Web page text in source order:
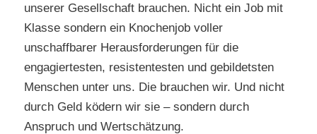
unserer Gesellschaft brauchen. Nicht ein Job mit
Klasse sondern ein Knochenjob voller
unschaffbarer Herausforderungen für die
engagiertesten, resistentesten und gebildetsten
Menschen unter uns. Die brauchen wir. Und nicht
durch Geld ködern wir sie – sondern durch
Anspruch und Wertschätzung.